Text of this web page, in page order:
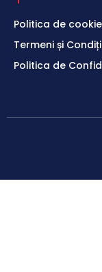
Politica de
Termeni și
Politica de